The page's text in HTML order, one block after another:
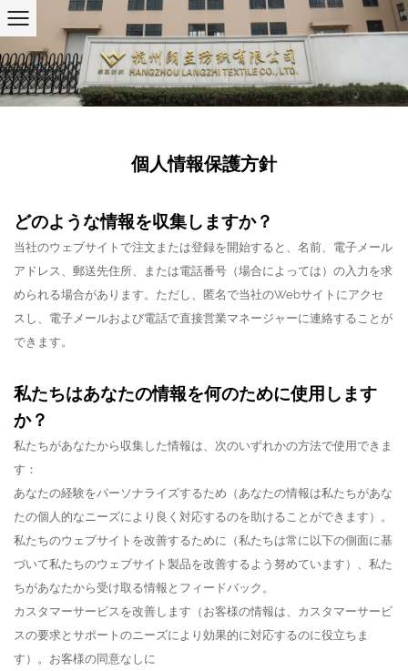
個人情報保護方針
どのような情報を収集しますか？
当社のウェブサイトで注文または登録を開始すると、名前、電子メール
アドレス、郵送先住所、または電話番号（場合によっては）の入力を求
められる場合があります。 ただし、匿名で当社のWebサイトにアクセ
スし、電子メールおよび電話で直接営業マネージャーに連絡することが
できます。
私たちはあなたの情報を何のために使用します
か？
私たちがあなたから収集した情報は、次のいずれかの方法で使用できま
す：
あなたの経験をパーソナライズするため（あなたの情報は私たちがあな
たの個人的なニーズにより良く対応するのを助けることができます）。
私たちのウェブサイトを改善するために（私たちは常に以下の側面に基
づいて私たちのウェブサイト製品を改善するよう努めています）、私た
ちがあなたから受け取る情報とフィードバック。
カスタマーサービスを改善します（お客様の情報は、カスタマーサービ
スの要求とサポートのニーズにより効果的に対応するのに役立ちま
す）。 お客様の同意なしに